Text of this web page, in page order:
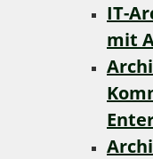
IT-
mit